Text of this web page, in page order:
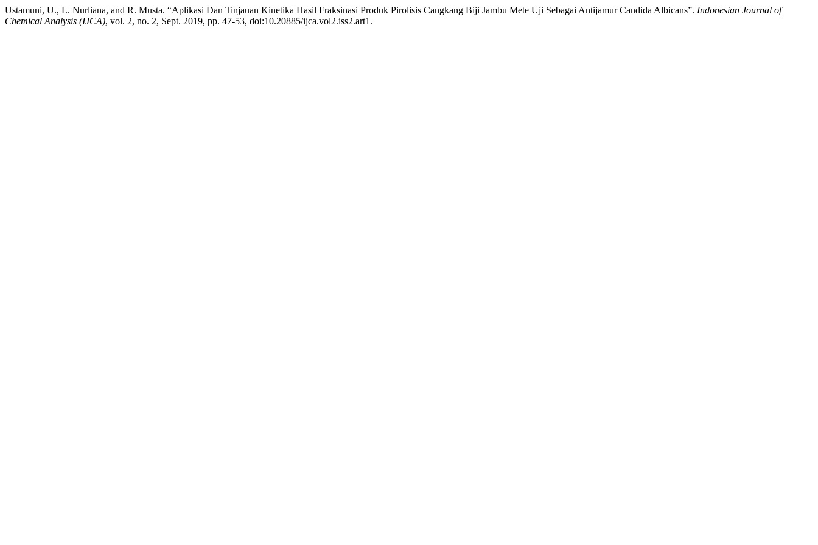
Ustamuni, U., L. Nurliana, and R. Musta. “Aplikasi Dan Tinjauan Kinetika Hasil Fraksinasi Produk Pirolisis Cangkang Biji Jambu Mete Uji Sebagai Antijamur Candida Albicans”. Indonesian Journal of
Chemical Analysis (IJCA), vol. 2, no. 2, Sept. 2019, pp. 47-53, doi:10.20885/ijca.vol2.iss2.art1.